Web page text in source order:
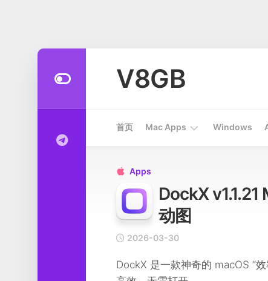
V8GB
首页 Mac Apps
开
工
统
工
Windows
 Apps
DockX
动图
2026-03-30
DockX 是一款神奇的 macOS “